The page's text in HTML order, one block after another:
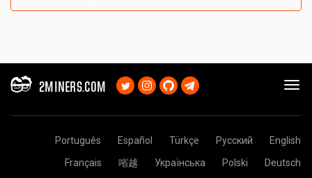
2MINERS.COM
English
Русский
Türkçe
Español
Português
Deutsch
Polski
Українська
㗂越
Français